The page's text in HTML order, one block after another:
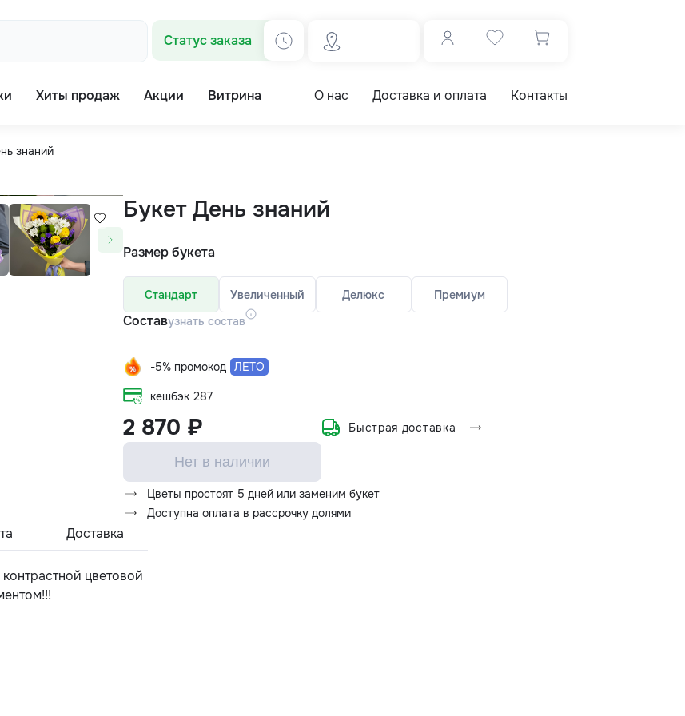
Статус заказа
Хиты продаж Акции Витрина О нас Доставка и оплата Контакты
знаний
Букет День знаний
Размер букета
Стандарт Увеличенный Делюкс Премиум
Составузнать состав
-5% промокод ЛЕТО
кешбэк 287
2 870 ₽ Быстрая доставка
Нет в наличии
Цветы простоят 5 дней или заменим букет
Доступна оплата в рассрочку долями
Доставка
цветовой